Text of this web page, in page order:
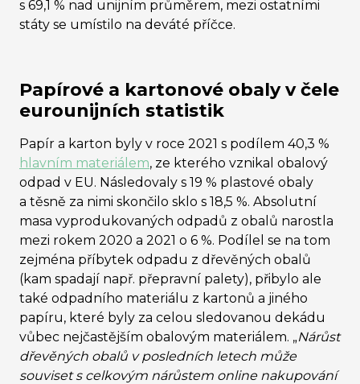
s 69,1 % nad unijním průměrem, mezi ostatními
státy se umístilo na deváté příčce.
Papírové a kartonové obaly v čele
eurounijních statistik
Papír a karton byly v roce 2021 s podílem 40,3 %
hlavním materiálem, ze kterého vznikal obalový
odpad v EU. Následovaly s 19 % plastové obaly
a těsně za nimi skončilo sklo s 18,5 %. Absolutní
masa vyprodukovaných odpadů z obalů narostla
mezi rokem 2020 a 2021 o 6 %. Podílel se na tom
zejména příbytek odpadu z dřevěných obalů
(kam spadají např. přepravní palety), přibylo ale
také odpadního materiálu z kartonů a jiného
papíru, které byly za celou sledovanou dekádu
vůbec nejčastějším obalovým materiálem. „Nárůst
dřevěných obalů v posledních letech může
souviset s celkovým nárůstem online nakupování